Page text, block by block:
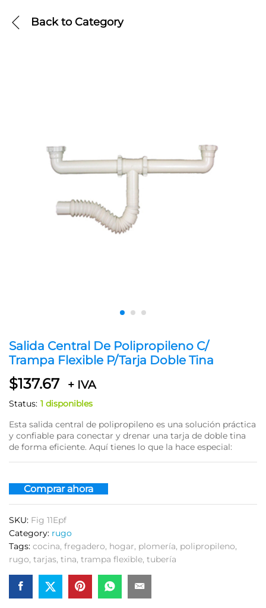
Back toCategory
Salida Central De Polipropileno C/
Trampa Flexible P/Tarja Doble Tina
$137.67 + IVA
Status: 1 disponibles
Esta salida central de polipropileno es una solución práctica
y confiable para conectar y drenar una tarja de doble tina
de forma eficiente. Aquí tienes lo que la hace especial:
Comprar ahora
SKU: Fig 11Epf
Category: rugo
Tags: cocina, fregadero, hogar, plomería, polipropileno,
rugo, tarjas, tina, trampa flexible, tubería